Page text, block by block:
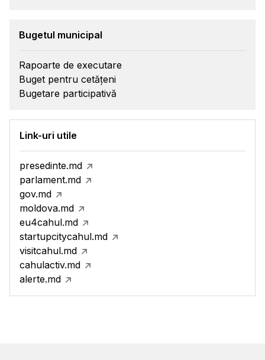
Bugetul municipal
Rapoarte de executare
Buget pentru cetățeni
Bugetare participativă
Link-uri utile
presedinte.md
parlament.md
gov.md
moldova.md
eu4cahul.md
startupcitycahul.md
visitcahul.md
cahulactiv.md
alerte.md